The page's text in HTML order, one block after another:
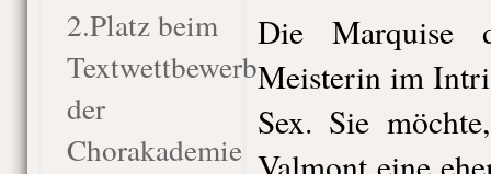
2.Platz beim
Textwettbewerb
der
Chorakademie
Die Marquise
Meisterin im
Sex. Sie